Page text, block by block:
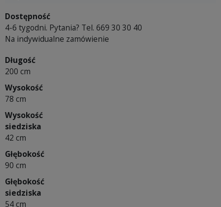
Dostępność
4-6 tygodni. Pytania? Tel. 669 30 30 40
Na indywidualne zamówienie
Długość
200 cm
Wysokość
78 cm
Wysokość
siedziska
42 cm
Głębokość
90 cm
Głębokość
siedziska
54 cm